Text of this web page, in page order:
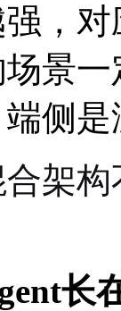
，
景
侧
架
长